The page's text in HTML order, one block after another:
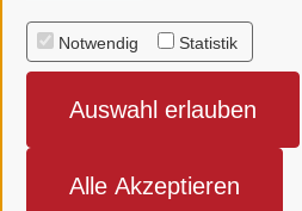
Notwendig Statistik
Auswahl erlauben
Alle Akzeptieren
Alle Rechte vorbehalten
Datenschutz